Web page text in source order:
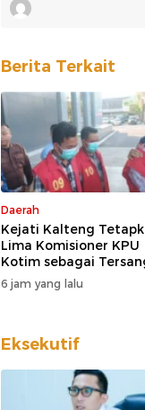
Berita Terkait
Daerah
Kejati Kalteng
Lima Komisioner KPU
Kotim sebagai
Korupsi
6 jam yang lalu
Eksekutif